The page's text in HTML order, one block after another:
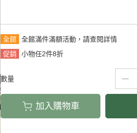
全館
全館滿件滿額活動，請查閱詳情
促銷
小物任2件8折
數量
加入購物車